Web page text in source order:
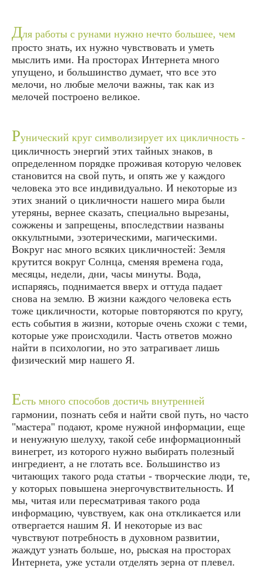
Для работы с рунами нужно нечто большее, чем
просто знать, их нужно чувствовать и уметь
мыслить ими. На просторах Интернета много
упущено, и большинство думает, что все это
мелочи, но любые мелочи важны, так как из
мелочей построено великое.
Рунический круг символизирует их цикличность -
цикличность энергий этих тайных знаков, в
определенном порядке проживая которую человек
становится на свой путь, и опять же у каждого
человека это все индивидуально. И некоторые из
этих знаний о цикличности нашего мира были
утеряны, вернее сказать, специально вырезаны,
сожжены и запрещены, впоследствии названы
оккультными, эзотерическими, магическими.
Вокруг нас много всяких цикличностей: Земля
крутится вокруг Солнца, сменяя времена года,
месяцы, недели, дни, часы минуты. Вода,
испаряясь, поднимается вверх и оттуда падает
снова на землю. В жизни каждого человека есть
тоже цикличности, которые повторяются по кругу,
есть события в жизни, которые очень схожи с теми,
которые уже происходили. Часть ответов можно
найти в психологии, но это затрагивает лишь
физический мир нашего Я.
Есть много способов достичь внутренней
гармонии, познать себя и найти свой путь, но часто
"мастера" подают, кроме нужной информации, еще
и ненужную шелуху, такой себе информационный
винегрет, из которого нужно выбирать полезный
ингредиент, а не глотать все. Большинство из
читающих такого рода статьи - творческие люди, те,
у которых повышена энергочувствительность. И
мы, читая или пересматривая такого рода
информацию, чувствуем, как она откликается или
отвергается нашим Я. И некоторые из вас
чувствуют потребность в духовном развитии,
жаждут узнать больше, но, рыская на просторах
Интернета, уже устали отделять зерна от плевел.